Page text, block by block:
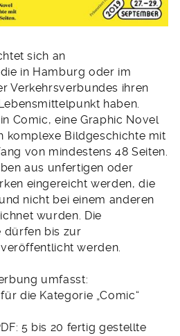
sich an
in Hamburg oder im
Verkehrsverbundes ihren
haben.
Comic, eine Graphic Novel
komplexe Bildgeschichte mit
von mindestens 48 Seiten.
aus unfertigen oder
eingereicht werden, die
nicht bei einem anderen
wurden. Die
dürfen bis zur
werden.
umfasst:
die Kategorie „Comic“
5 bis 20 fertig gestellte